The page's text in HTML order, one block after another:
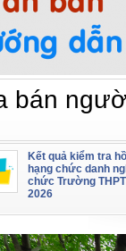
bán
Kết quả kiểm tra
hạng chức danh
chức Trường
2026